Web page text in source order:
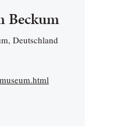
Beckum
Deutschland